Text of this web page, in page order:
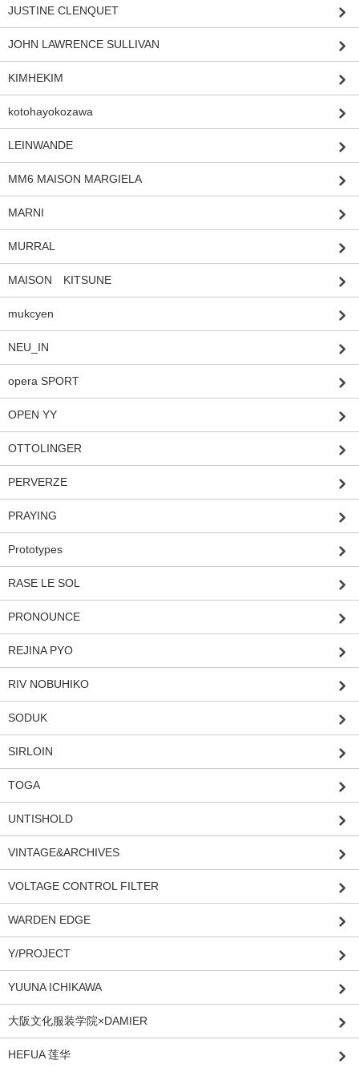
JUSTINE CLENQUET
JOHN LAWRENCE SULLIVAN
KIMHEKIM
kotohayokozawa
LEINWANDE
MM6 MAISON MARGIELA
MARNI
MURRAL
MAISON KITSUNE
mukcyen
NEU_IN
opera SPORT
OPEN YY
OTTOLINGER
PERVERZE
PRAYING
Prototypes
RASE LE SOL
PRONOUNCE
REJINA PYO
RIV NOBUHIKO
SODUK
SIRLOIN
TOGA
UNTISHOLD
VINTAGE&ARCHIVES
VOLTAGE CONTROL FILTER
WARDEN EDGE
Y/PROJECT
YUUNA ICHIKAWA
大阪文化服装学院×DAMIER
HEFUA 莲华